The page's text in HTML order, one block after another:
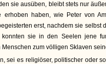
sie ausüben, bleibt stets nur
erhoben haben, wie Peter von
erst, nachdem sie selbst
sie in den Seelen jene
zum völligen Sklaven
sei es religiöser, politischer oder